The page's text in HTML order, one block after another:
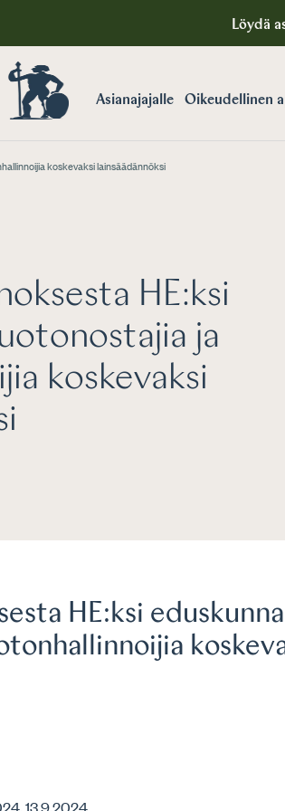
Löydä
Asianajajalle Oikeudellinen
koskevaksi lainsäädännöksi
HE:ksi
ja
koskevaksi
HE:ksi
13.9.2024